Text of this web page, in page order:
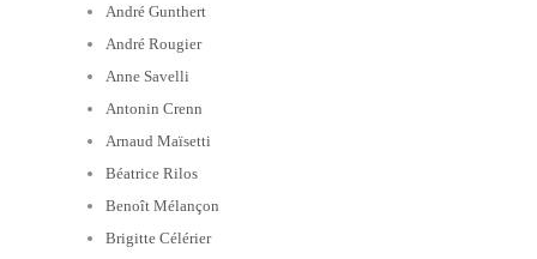
André Gunthert
André Rougier
Anne Savelli
Antonin Crenn
Arnaud Maïsetti
Béatrice Rilos
Benoît Mélançon
Brigitte Célérier